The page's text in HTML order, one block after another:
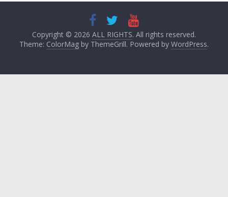
Copyright © 2026 ALL RIGHTS. All rights reserved.
Theme: ColorMagby ThemeGrill. Powered by WordPress.